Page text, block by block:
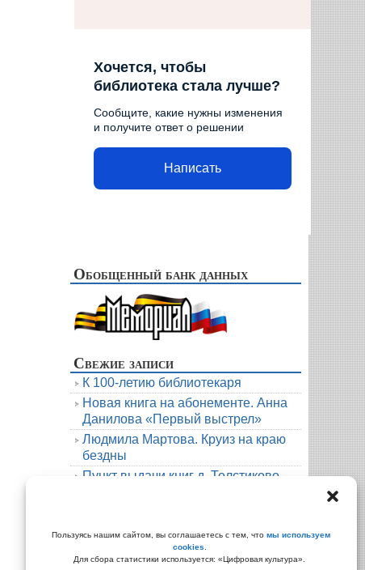
Пользуясь нашим сайтом, вы соглашаетесь с тем, что мы используем
cookies
Для сбора статистики используется: «Цифровая культура».
Хочется, чтобы
библиотека стала лучше?
Сообщите, какие нужны изменения
и получите ответ о решении
Написать
Обобщенный банк данных
Свежие записи
К 100-летию библиотекаря
Новая книга на абонементе. Анна
Данилова «Первый выстрел»
Людмила Мартова. Круиз на краю
бездны
Пункт выдачи книг д. Толстиково.
Архивы
Архивы